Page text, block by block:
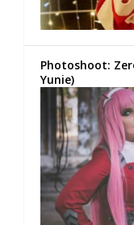
Photoshoot:
Yunie)